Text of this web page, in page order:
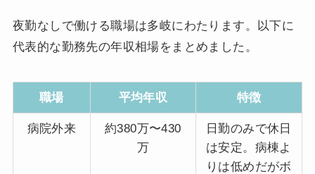
夜勤なしで働ける職場は多岐にわたります。以下に
代表的な勤務先の年収相場をまとめました。
職場 平均年収 特徴
病院外来
約380万〜430
万
日勤のみで休日
は安定。病棟よ
りは低めだがボ